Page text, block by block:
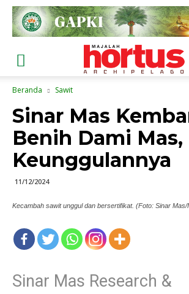
Beranda Sawit
Sinar Mas
Benih Dami Mas,
Keunggulannya
11/12/2024
Kecambah sawit unggul dan bersertifikat. (Foto: Sinar Mas/
Sinar Mas Research &